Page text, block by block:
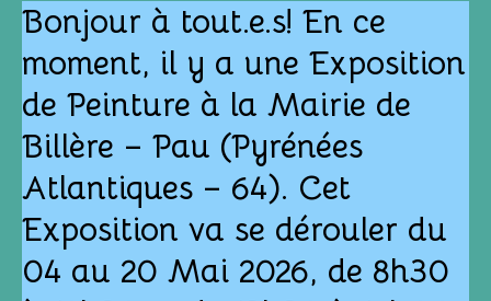
Bonjour à tout.e.s! En ce
moment, il y a une Exposition
de Peinture à la Mairie de
Billère – Pau (Pyrénées
Atlantiques – 64). Cet
Exposition va se dérouler du
04 au 20 Mai 2026, de 8h30